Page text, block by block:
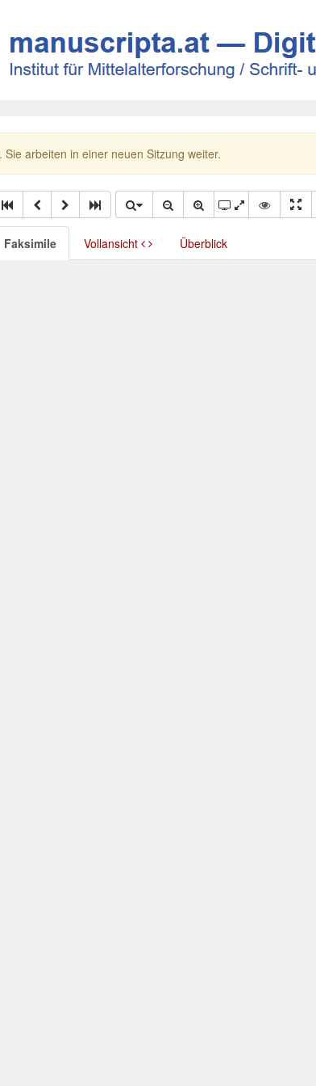
arbeiten in einer neuen Sitzung weiter.
Faksimile Vollansicht Überblick